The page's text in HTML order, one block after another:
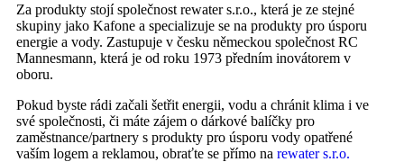
Za produkty stojí společnost rewater s.r.o., která je ze stejné
skupiny jako Kafone a specializuje se na produkty pro úsporu
energie a vody. Zastupuje v česku německou společnost RC
Mannesmann, která je od roku 1973 předním inovátorem v
oboru.
Pokud byste rádi začali šetřit energii, vodu a chránit klima i ve
své společnosti, či máte zájem o dárkové balíčky pro
zaměstnance/partnery s produkty pro úsporu vody opatřené
vaším logem a reklamou, obraťte se přímo na rewater s.r.o.